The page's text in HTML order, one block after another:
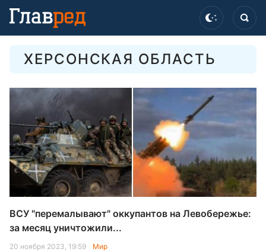
ХЕРСОНСКАЯ ОБЛАСТЬ
ВСУ "перемалывают" оккупантов на Левобережье:
за месяц уничтожили...
20 ноября 2023, 19:59 Мир